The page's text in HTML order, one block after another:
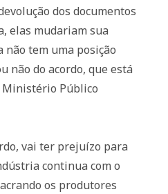
dos documentos
elas mudariam sua
não tem uma posição
não do acordo, que está
Público
vai ter prejuízo para
continua com o
os produtores